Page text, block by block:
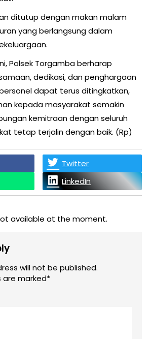
ditutup dengan makan malam
yang berlangsung dalam
Polsek Torgamba berharap
dedikasi, dan penghargaan
dapat terus ditingkatkan,
kepada masyarakat semakin
kemitraan dengan seluruh
tetap terjalin dengan baik. (Rp)
Twitter
LinkedIn
available at the moment.
will not be published.
are marked*